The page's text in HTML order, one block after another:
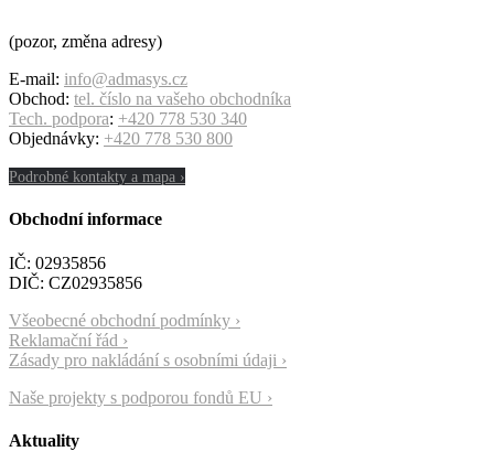
(pozor, změna adresy)
E-mail: info@admasys.cz
Obchod: tel. číslo na vašeho obchodníka
Tech. podpora: +420 778 530 340
Objednávky: +420 778 530 800
Podrobné kontakty a mapa ›
Obchodní informace
IČ: 02935856
DIČ: CZ02935856
Všeobecné obchodní podmínky ›
Reklamační řád ›
Zásady pro nakládání s osobními údaji ›
Naše projekty s podporou fondů EU ›
Aktuality